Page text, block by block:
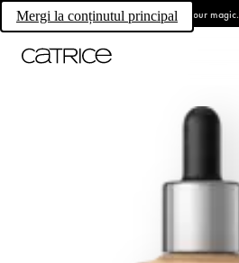
Mergi la conținutul principalOwn your magic.